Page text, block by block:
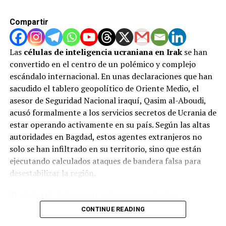
ha sido constantemente vulnerada y que el control
territorial continúa expandiéndose.
La fractura diplomática: entre el
desarme de Hamás y las exigencias
de Israel
El conflicto atraviesa un momento sumamente complejo
en el ámbito político. Mientras el gobierno
estadounidense anunció avances para que Hamás
entregue su armamento a un nuevo gobierno
tecnocrático palestino, las posiciones de ambas partes
Postura de Hamás:El grupo declaró su
Compartir
Las células de inteligencia ucraniana en Irakse han
convertido en el centro de un polémico y complejo
escándalo internacional. En unas declaraciones que han
sacudido el tablero geopolítico de Oriente Medio, el
asesor de Seguridad Nacional iraquí, Qasim al-Aboudi,
acusó formalmente a los servicios secretos de Ucrania de
estar operando activamente en su país. Según las altas
autoridades en Bagdad, estos agentes extranjeros no
solo se han infiltrado en su territorio, sino que están
ejecutando calculados ataques de bandera falsa para
desestabilizar la región.
sumamente peligrosa: la atribución engañosa. Al-Aboudi
fue categórico al señalar que estos comandos
CONTINUE READING